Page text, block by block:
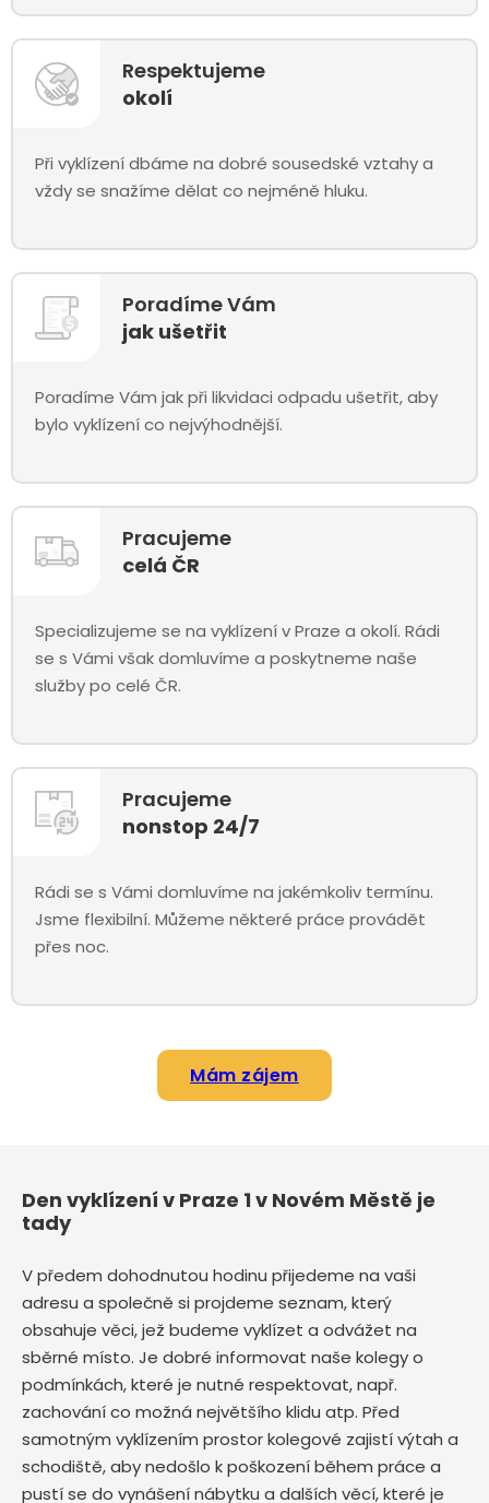
Respektujeme
okolí
Při vyklízení dbáme na dobré sousedské vztahy a
vždy se snažíme dělat co nejméně hluku.
Poradíme Vám
jak ušetřit
Poradíme Vám jak při likvidaci odpadu ušetřit, aby
bylo vyklízení co nejvýhodnější.
Pracujeme
celá ČR
Specializujeme se na vyklízení v Praze a okolí. Rádi
se s Vámi však domluvíme a poskytneme naše
služby po celé ČR.
Pracujeme
nonstop 24/7
Rádi se s Vámi domluvíme na jakémkoliv termínu.
Jsme flexibilní. Můžeme některé práce provádět
přes noc.
Mám zájem
Den vyklízení v Praze 1 v Novém Městě je
tady
V předem dohodnutou hodinu přijedeme na vaši
adresu a společně si projdeme seznam, který
obsahuje věci, jež budeme vyklízet a odvážet na
sběrné místo. Je dobré informovat naše kolegy o
podmínkách, které je nutné respektovat, např.
zachování co možná největšího klidu atp. Před
samotným vyklízením prostor kolegové zajistí výtah a
schodiště, aby nedošlo k poškození během práce a
pustí se do vynášení nábytku a dalších věcí, které je